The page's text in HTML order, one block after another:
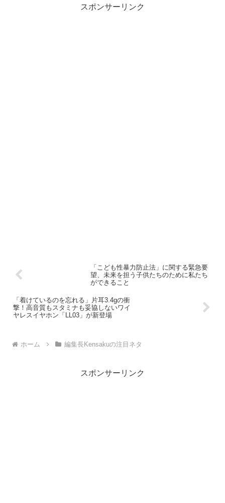
スポンサーリンク
「こども性暴力防止法」に関する緊急要
望、未来を担う子供たちのために私たち
ができること
「着けているのを忘れる」片耳3.4gの衝
撃！高音質もスタミナも妥協しないワイ
ヤレスイヤホン「LL03」が新登場
ホーム 編集長Kensakuの注目ネタ
スポンサーリンク